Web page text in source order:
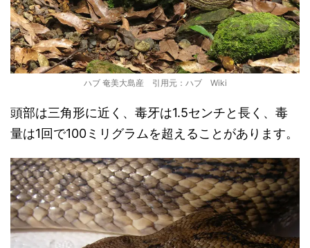
ハブ 奄美大島産 引用元：ハブ Wiki
頭部は三角形に近く、毒牙は1.5センチと長く、毒
量は1回で100ミリグラムを超えることがあります。